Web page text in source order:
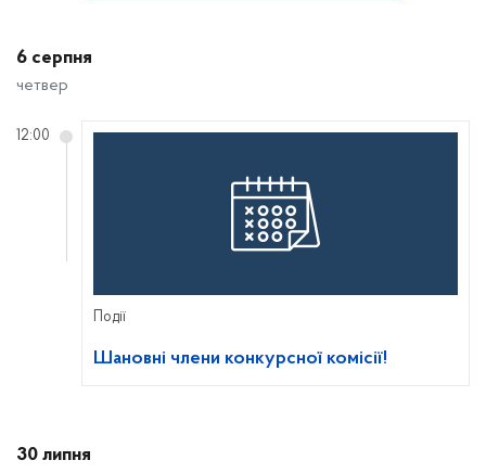
6 серпня
четвер
Події
Шановні члени конкурсної комісії!
12:00
30 липня